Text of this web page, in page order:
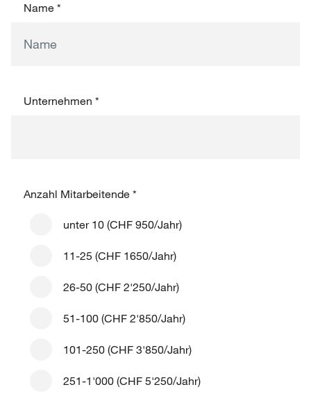
Name *
Unternehmen *
Anzahl Mitarbeitende *
unter 10 (CHF 950/Jahr)
11-25 (CHF 1650/Jahr)
26-50 (CHF 2'250/Jahr)
51-100 (CHF 2'850/Jahr)
101-250 (CHF 3'850/Jahr)
251-1'000 (CHF 5'250/Jahr)